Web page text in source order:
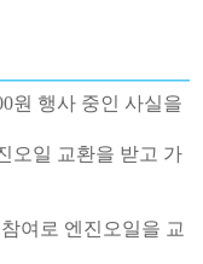
원 행사 중인 사실을
오일 교환을 받고 가
여로 엔진오일을 교